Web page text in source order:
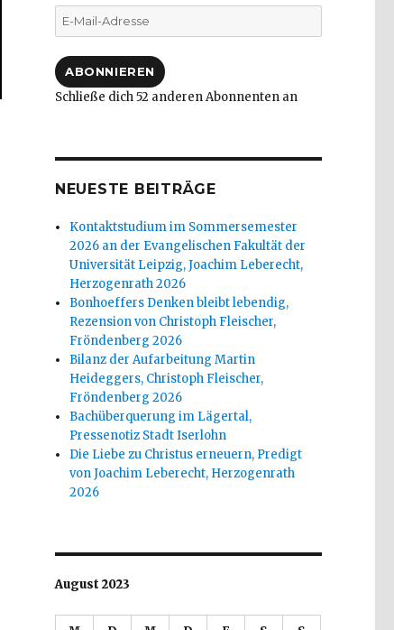
E-
Mail-
ABONNIEREN
Schließe dich 52 anderen Abonnenten an
NEUESTE BEITRÄGE
Kontaktstudium im Sommersemester
2026 an der Evangelischen Fakultät der
Universität Leipzig, Joachim Leberecht,
Herzogenrath 2026
Bonhoeffers Denken bleibt lebendig,
Rezension von Christoph Fleischer,
Fröndenberg 2026
Bilanz der Aufarbeitung Martin
Heideggers, Christoph Fleischer,
Fröndenberg 2026
Bachüberquerung im Lägertal,
Pressenotiz Stadt Iserlohn
Die Liebe zu Christus erneuern, Predigt
von Joachim Leberecht, Herzogenrath
2026
August 2023